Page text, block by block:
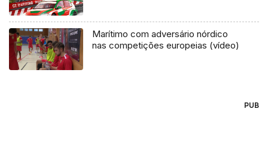
Marítimo com adversário nórdico
nas competições europeias (vídeo)
PUB